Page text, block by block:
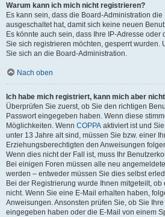
Warum kann ich mich nicht registrieren?
Es kann sein, dass die Board-Administration
ausgeschaltet hat, damit sich keine neuen
Es könnte auch sein, dass Ihre IP-Adresse oder
Sie sich registrieren möchten, gesperrt wurden.
Sie sich an die Board-Administration.
Nach oben
Ich habe mich registriert, kann mich aber
Überprüfen Sie zuerst, ob Sie den richtigen
Passwort eingegeben haben. Wenn diese
Möglichkeiten. Wenn COPPA aktiviert ist und
unter 13 Jahre alt sind, müssen Sie bzw. einer
Erziehungsberechtigten den Anweisungen
Wenn dies nicht der Fall ist, muss Ihr
Bei einigen Foren müssen alle neu
werden – entweder müssen Sie dies selbst
Bei der Registrierung wurde Ihnen mitgeteilt,
nicht. Wenn Sie eine E-Mail erhalten haben,
Anweisungen. Ansonsten prüfen Sie, ob Sie
eingegeben haben oder die E-Mail von einem